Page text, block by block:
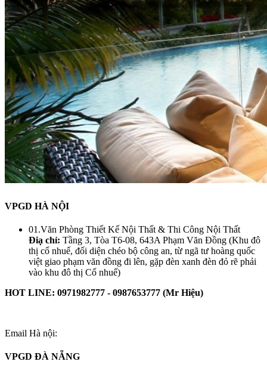
VPGD HÀ NỘI
01.Văn Phòng Thiết Kế Nội Thất & Thi Công Nội Thất
Điạ chỉ: Tầng 3, Tòa T6-08, 643A Phạm Văn Đồng (Khu đô
thị cổ nhuế, đối diện chéo bộ công an, từ ngã tư hoàng quốc
việt giao phạm văn đồng đi lên, gặp đèn xanh đèn đỏ rẽ phải
vào khu đô thị Cổ nhuế)
HOT LINE: 0971982777 - 0987653777 (Mr Hiệu)
Email Hà nội:
VPGD ĐÀ NẴNG